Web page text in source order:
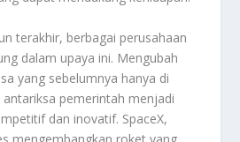
terakhir, berbagai perusahaan
dalam upaya ini. Mengubah
yang sebelumnya hanya di
pemerintah menjadi
dan inovatif. SpaceX,